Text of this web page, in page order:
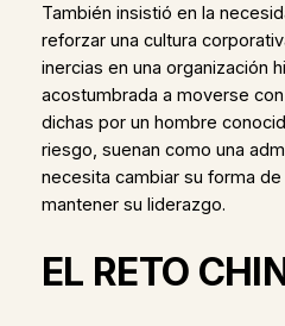
También insistió en la
reforzar una cultura
inercias en una organización
acostumbrada a moverse
dichas por un hombre
riesgo, suenan como una
necesita cambiar su forma
mantener su liderazgo.
EL RETO